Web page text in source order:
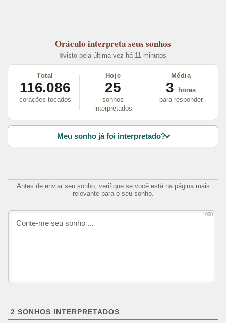
Oráculo interpreta seus sonhos
visto pela última vez há 11 minutos
Total
116.086
corações tocados
Hoje
25
sonhos
interpretados
Média
3
horas
para responder
Meu sonho já foi interpretado?
Antes de enviar seu sonho, verifique se você está na página mais
relevante para o seu sonho.
1000
2 SONHOS INTERPRETADOS